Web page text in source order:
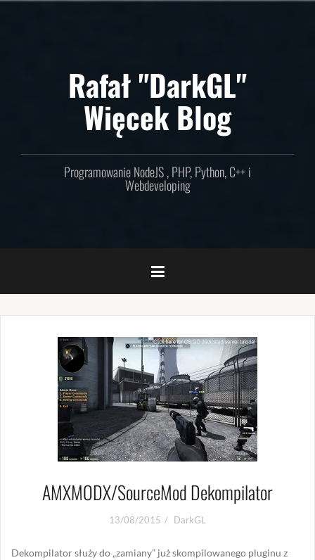
Rafał "DarkGL"
Więcek Blog
Programowanie NodeJS , PHP, Python, C++ i
Webdeveloping
AMXMODX/SourceMod Dekompilator
13/08/2015 DarkGL
Dekompilator służy do „zamiany” już skompilowanego pluginu z